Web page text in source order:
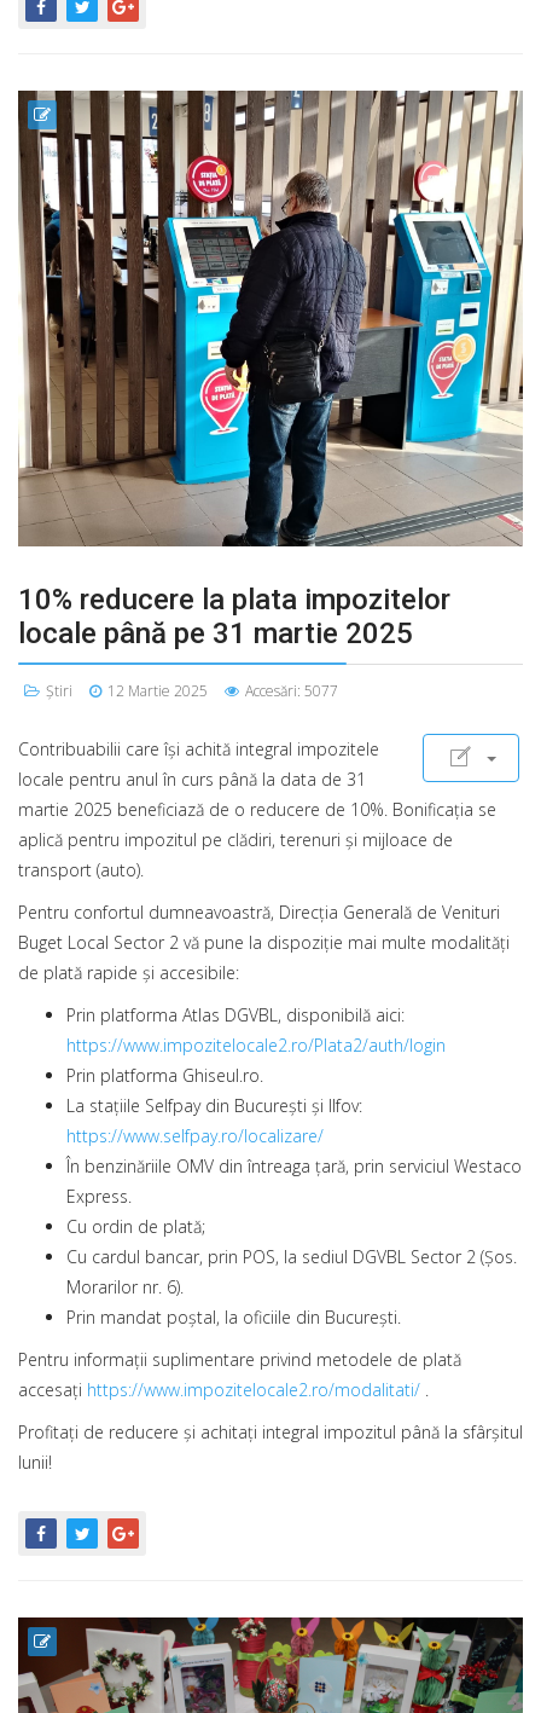
10% reducere la plata impozitelor
locale până pe 31 martie 2025
Știri 12 Martie 2025 Accesări: 5077
Contribuabilii care își achită integral impozitele
locale pentru anul în curs până la data de 31
martie 2025 beneficiază de o reducere de 10%. Bonificația se
aplică pentru impozitul pe clădiri, terenuri şi mijloace de
transport (auto).
Pentru confortul dumneavoastră, Direcția Generală de Venituri
Buget Local Sector 2 vă pune la dispoziție mai multe modalități
de plată rapide și accesibile:
Prin platforma Atlas DGVBL, disponibilă aici:
https://www.impozitelocale2.ro/Plata2/auth/login
Prin platforma Ghiseul.ro.
La stațiile Selfpay din București și Ilfov:
https://www.selfpay.ro/localizare/
În benzinăriile OMV din întreaga țară, prin serviciul Westaco
Express.
Cu ordin de plată;
Cu cardul bancar, prin POS, la sediul DGVBL Sector 2 (Șos.
Morarilor nr. 6).
Prin mandat poștal, la oficiile din București.
Pentru informații suplimentare privind metodele de plată
accesați https://www.impozitelocale2.ro/modalitati/
Profitați de reducere și achitați integral impozitul până la sfârşitul
lunii!